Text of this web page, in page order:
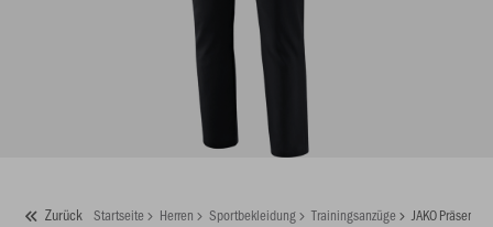
Zurück Startseite Herren Sportbekleidung Trainingsanzüge JAKO